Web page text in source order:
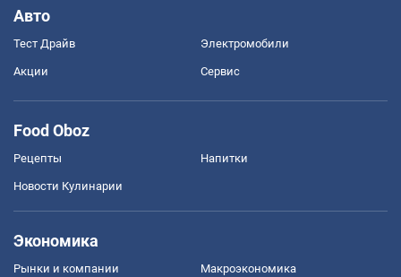
Авто
Тест Драйв Электромобили
Акции Сервис
Food Oboz
Рецепты Напитки
Новости Кулинарии
Экономика
Рынки и компании Mакроэкономика